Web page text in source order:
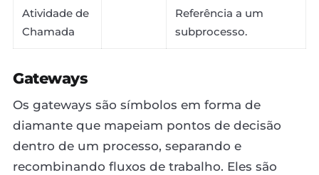
Atividade de
Chamada
Referência a um
subprocesso.
Gateways
Os gateways são símbolos em forma de
diamante que mapeiam pontos de decisão
dentro de um processo, separando e
recombinando fluxos de trabalho. Eles são